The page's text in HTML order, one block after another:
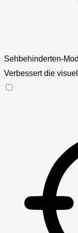
Sehbehinderten-
Verbessert die